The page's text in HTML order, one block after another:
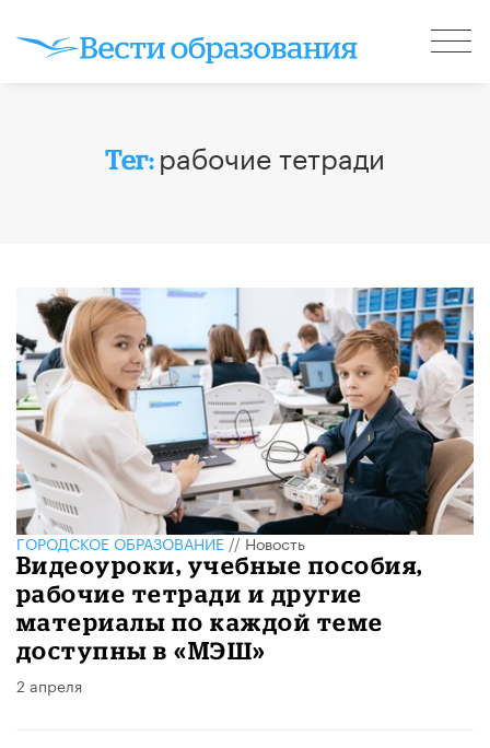
Тег: рабочие тетради
ГОРОДСКОЕ ОБРАЗОВАНИЕ//Новость
Видеоуроки, учебные пособия,
рабочие тетради и другие
материалы по каждой теме
доступны в «МЭШ»
2 апреля